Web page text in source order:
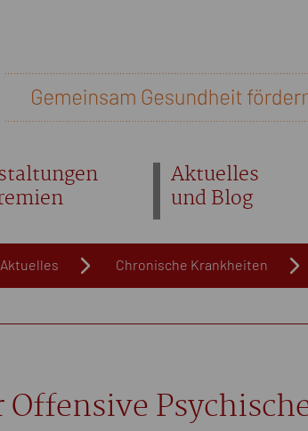
Aktuelles
und Blog
Aktuelles Chronische Krankheiten